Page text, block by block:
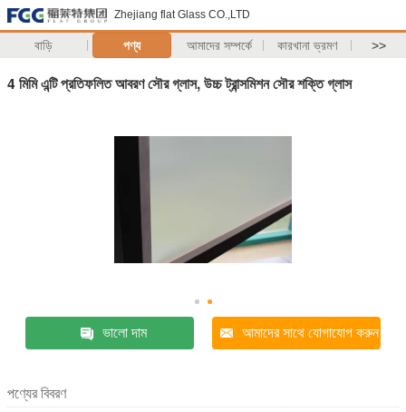
Zhejiang flat Glass CO.,LTD
বাড়ি পণ্য আমাদের সম্পর্কে কারখানা ভ্রমণ >>
4 মিমি এন্টি প্রতিফলিত আবরণ সৌর গ্লাস, উচ্চ ট্রান্সমিশন সৌর শক্তি গ্লাস
ভালো দাম আমাদের সাথে যোগাযোগ করুন
পণ্যের বিবরণ